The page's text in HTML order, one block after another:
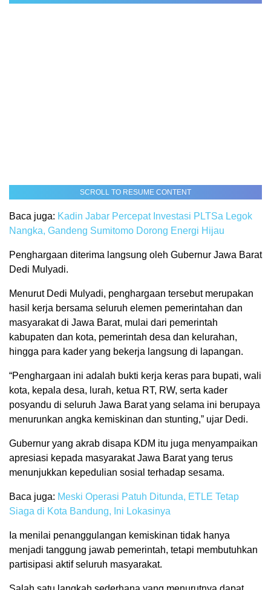
SCROLL TO RESUME CONTENT
Baca juga: Kadin Jabar Percepat Investasi PLTSa Legok
Nangka, Gandeng Sumitomo Dorong Energi Hijau
Penghargaan diterima langsung oleh Gubernur Jawa Barat
Dedi Mulyadi.
Menurut Dedi Mulyadi, penghargaan tersebut merupakan
hasil kerja bersama seluruh elemen pemerintahan dan
masyarakat di Jawa Barat, mulai dari pemerintah
kabupaten dan kota, pemerintah desa dan kelurahan,
hingga para kader yang bekerja langsung di lapangan.
“Penghargaan ini adalah bukti kerja keras para bupati, wali
kota, kepala desa, lurah, ketua RT, RW, serta kader
posyandu di seluruh Jawa Barat yang selama ini berupaya
menurunkan angka kemiskinan dan stunting,” ujar Dedi.
Gubernur yang akrab disapa KDM itu juga menyampaikan
apresiasi kepada masyarakat Jawa Barat yang terus
menunjukkan kepedulian sosial terhadap sesama.
Baca juga: Meski Operasi Patuh Ditunda, ETLE Tetap
Siaga di Kota Bandung, Ini Lokasinya
Ia menilai penanggulangan kemiskinan tidak hanya
menjadi tanggung jawab pemerintah, tetapi membutuhkan
partisipasi aktif seluruh masyarakat.